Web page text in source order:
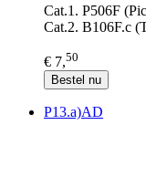
Cat.1. P506F
Cat.2. B106F.c
€ 7,50
Bestel nu
P13.a)AD